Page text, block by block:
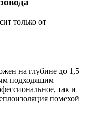
только от
на глубине до 1,5
подходящим
так и
помехой